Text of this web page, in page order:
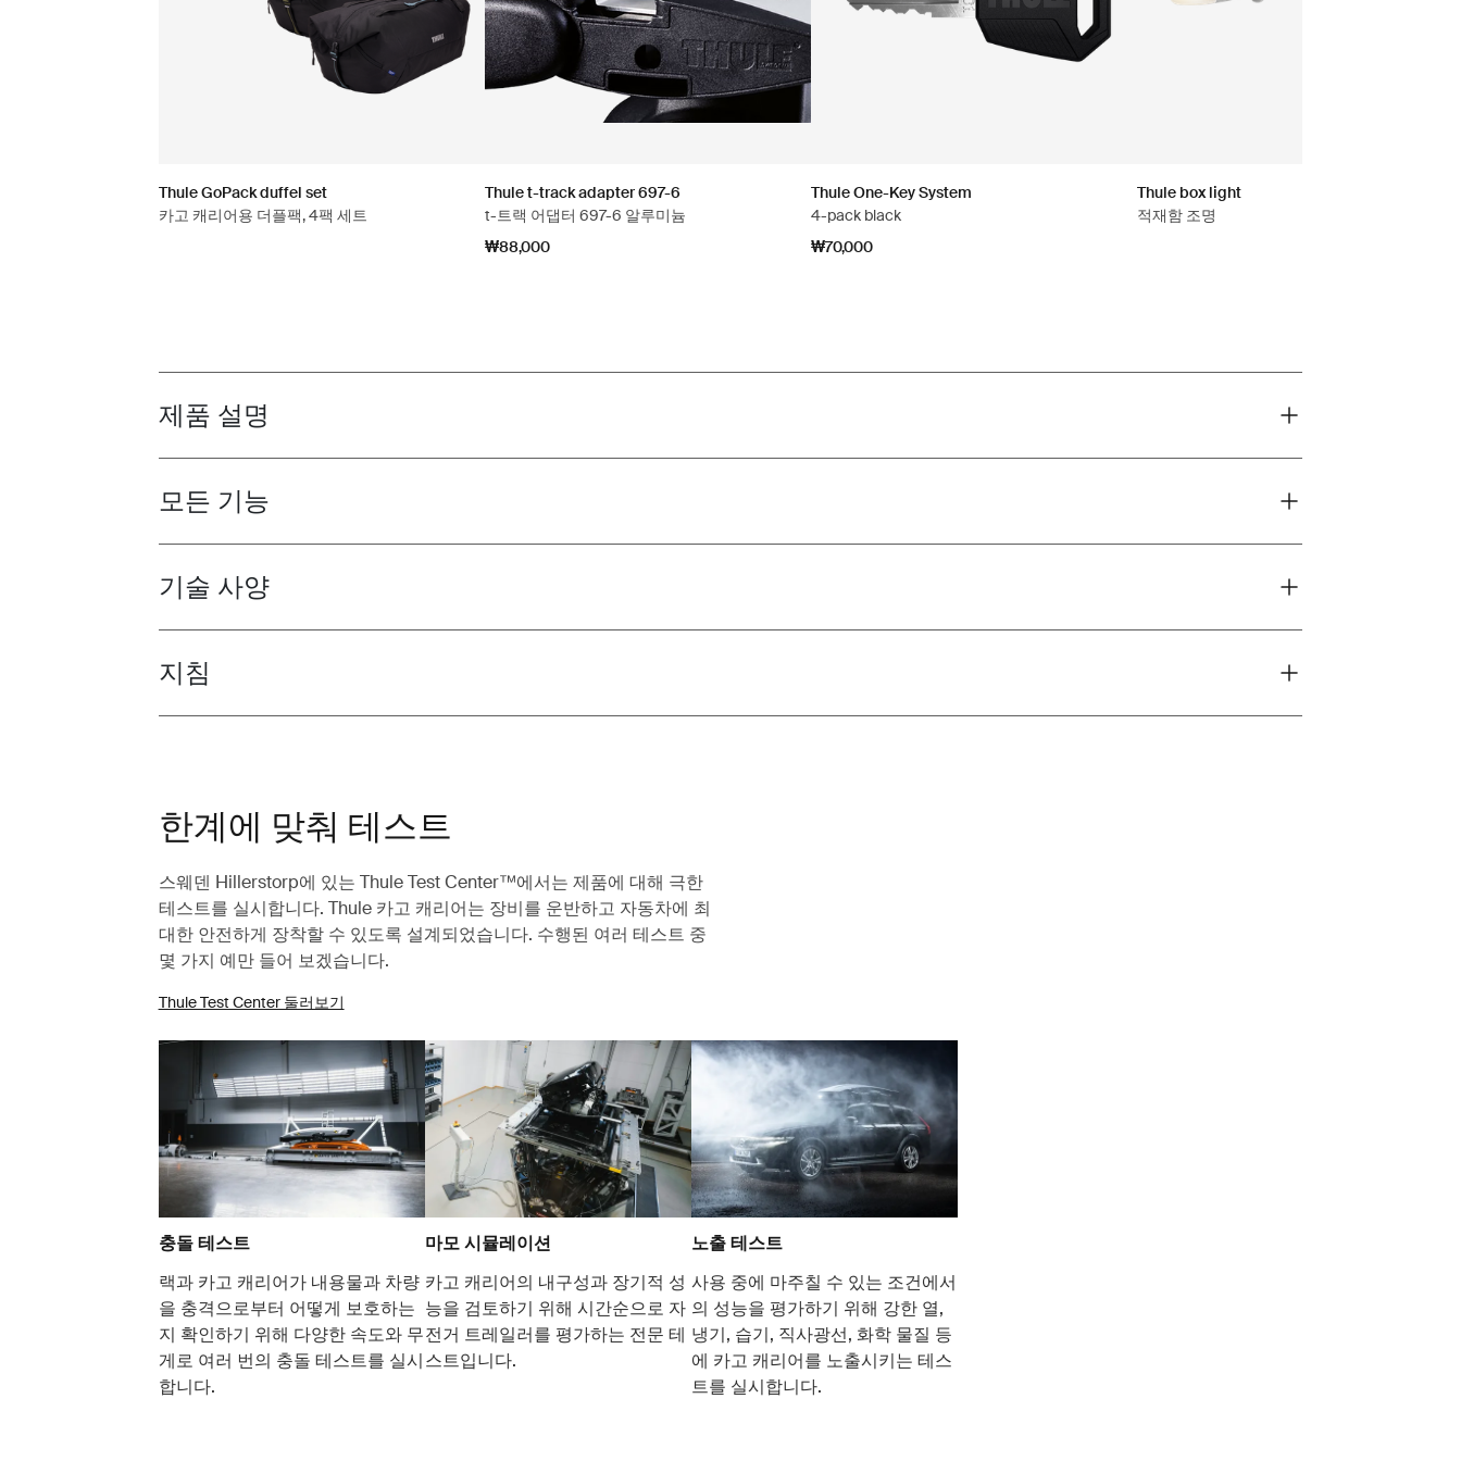
Thule GoPack duffel set
카고 캐리어용 더플팩, 4팩 세트
Thule t-track adapter 697-6
t-트랙 어댑터 697-6 알루미늄
₩88,000
Thule One-Key System
4-pack black
₩70,000
Thule box light
적재함 조명
Toggle overview
제품 설명
Toggle features
모든 기능
Toggle techspec
기술 사양
Toggle guides and instructions
지침
한계에 맞춰 테스트
스웨덴 Hillerstorp에 있는 Thule Test Center™에서는 제품에 대해 극한
테스트를 실시합니다. Thule 카고 캐리어는 장비를 운반하고 자동차에 최
대한 안전하게 장착할 수 있도록 설계되었습니다. 수행된 여러 테스트 중
몇 가지 예만 들어 보겠습니다.
Thule Test Center 둘러보기
충돌 테스트
랙과 카고 캐리어가 내용물과 차량
을 충격으로부터 어떻게 보호하는
지 확인하기 위해 다양한 속도와 무
게로 여러 번의 충돌 테스트를 실시
합니다.
마모 시뮬레이션
카고 캐리어의 내구성과 장기적 성
능을 검토하기 위해 시간순으로 자
전거 트레일러를 평가하는 전문 테
스트입니다.
노출 테스트
사용 중에 마주칠 수 있는 조건에서
의 성능을 평가하기 위해 강한 열,
냉기, 습기, 직사광선, 화학 물질 등
에 카고 캐리어를 노출시키는 테스
트를 실시합니다.